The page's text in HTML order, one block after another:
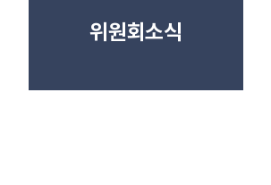
위원회소식